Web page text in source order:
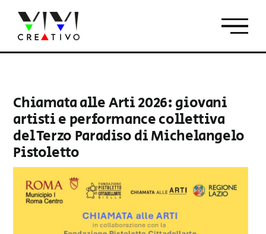
contenuto
Chiamata alle Arti 2026: giovani
artisti e performance collettiva
del Terzo Paradiso di Michelangelo
Pistoletto